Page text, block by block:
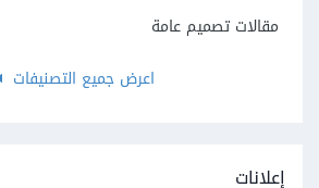
مقالات تصميم عامة
اعرض جميع التصنيفات
إعلانات